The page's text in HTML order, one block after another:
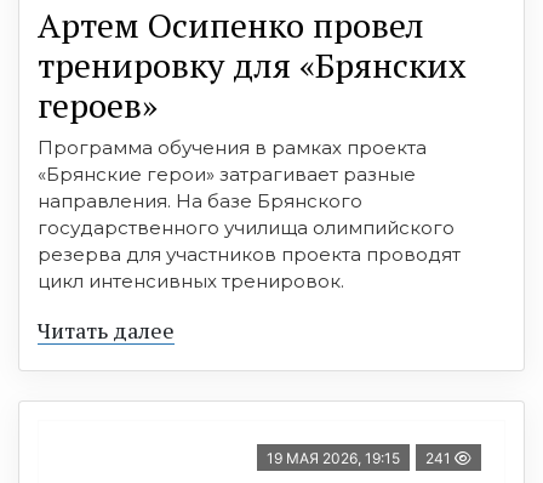
Артем Осипенко провел
тренировку для «Брянских
героев»
Программа обучения в рамках проекта
«Брянские герои» затрагивает разные
направления. На базе Брянского
государственного училища олимпийского
резерва для участников проекта проводят
цикл интенсивных тренировок.
Читать далее
19 МАЯ 2026, 19:15 241